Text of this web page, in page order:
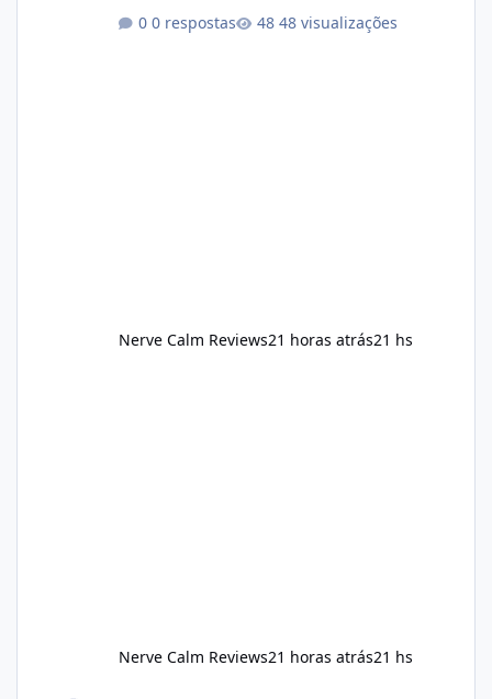
consistency rather than quick fixes. A
0 respostas 48 visualizações
Nerve Calm Reviews21 horas atrás21 hs
Nerve Calm Reviews21 horas atrás21 hs